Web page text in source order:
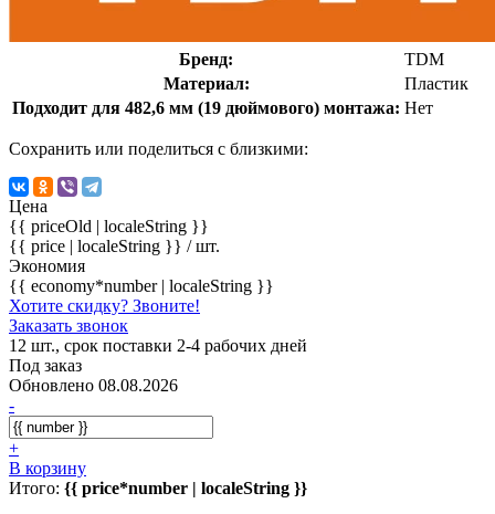
Бренд:
TDM
Материал:
Пластик
Подходит для 482,6 мм (19 дюймового) монтажа: Нет
Сохранить или поделиться с близкими:
Цена
{{ priceOld | localeString }}
{{ price | localeString }} / шт.
Экономия
{{ economy*number | localeString }}
Хотите скидку? Звоните!
Заказать звонок
12 шт., срок поставки 2-4 рабочих дней
Под заказ
Обновлено 08.08.2026
-
+
В корзину
Итого: {{ price*number | localeString }}